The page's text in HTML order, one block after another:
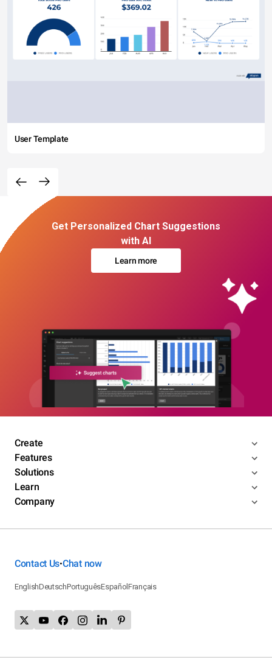
User Template
Get Personalized Chart Suggestions
with AI
Learn more
Create
Features
Solutions
Learn
Company
Contact Us•Chat now
EnglishDeutschPortuguêsEspañolFrançais